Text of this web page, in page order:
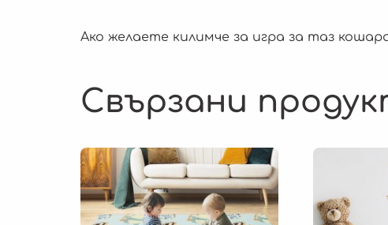
Ако желаете килимче за игра за таз
Свързани